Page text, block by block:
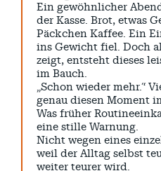
NUTZUNGSBEDINGUNGEN
DATENSCHUTZ
IMPRESSUM
SPENDEN
KONTAKT
Archive
August 2026
Ein gewöhnlicher
der Kasse. Brot, etwas
Päckchen Kaffee. Ein
ins Gewicht fiel. Doch
zeigt, entsteht dieses
im Bauch.
„Schon wieder mehr.“
genau diesen Moment
Was früher
eine stille Warnung.
Nicht wegen eines
weil der Alltag selbst
weiter teurer wird.